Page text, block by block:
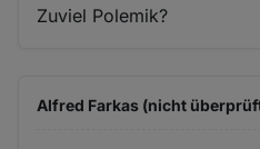
Zuviel Polemik?
Alfred Farkas (nicht